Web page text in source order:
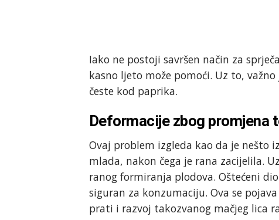
Iako ne postoji savršen način za
kasno ljeto može pomoći. Uz to,
česte kod paprika.
Deformacije zbog promjena
Ovaj problem izgleda kao da je nešto
mlada, nakon čega je rana zacijelila.
ranog formiranja plodova. Oštećeni
siguran za konzumaciju. Ova se
prati i razvoj takozvanog mačjeg lica